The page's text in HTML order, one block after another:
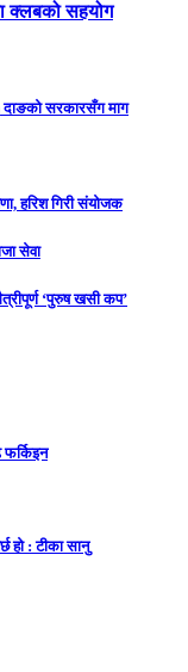
क्लबको सहयोग
दाङको सरकारसँग माग
हरिश गिरी संयोजक
सेवा
‘पुरुष खसी कप’
फर्किइन
हो : टीका सानु